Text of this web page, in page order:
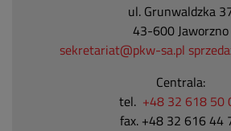
ul. Grunwaldzka
43-600 Jaworzno
sekretariat@pkw-sa.pl
Centrala:
tel. +48 32 618 50
fax. +48 32 616 44